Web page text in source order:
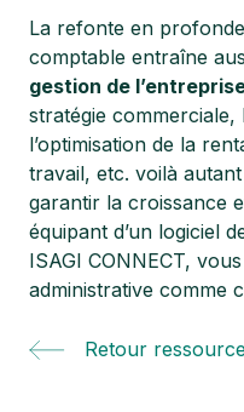
La refonte en
comptable entraîne
gestion de
stratégie commerciale,
l’optimisation de la
travail, etc. voilà
garantir la croissance
équipant d’un logiciel
ISAGI CONNECT,
administrative comme
Retour